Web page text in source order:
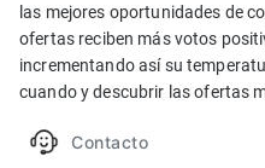
las mejores oportunidades de
ofertas reciben más votos
incrementando así su
cuando y descubrir las ofertas
Contacto